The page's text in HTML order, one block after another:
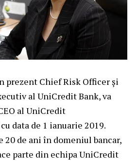
prezent Chief Risk Officer și
al UniCredit Bank, va
al UniCredit
data de 1 ianuarie 2019.
20 de ani în domeniul bancar,
parte din echipa UniCredit